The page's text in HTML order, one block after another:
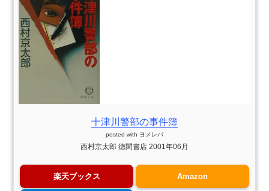
十津川警部の事件簿
posted with ヨメレバ
西村京太郎 徳間書店 2001年06月
楽天ブックス Amazon